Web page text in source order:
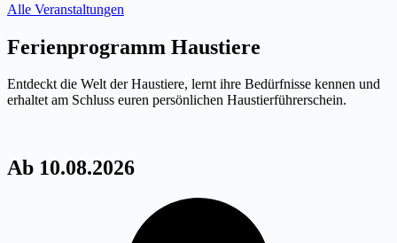
Alle Veranstaltungen
Ferienprogramm Haustiere
Entdeckt die Welt der Haustiere, lernt ihre Bedürfnisse kennen und
erhaltet am Schluss euren persönlichen Haustierführerschein.
Ab 10.08.2026